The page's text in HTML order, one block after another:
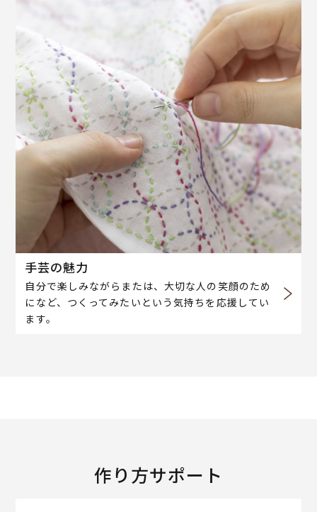
手芸の魅力
自分で楽しみながらまたは、大切な人の笑顔のため
になど、つくってみたいという気持ちを応援してい
ます。
作り方サポート